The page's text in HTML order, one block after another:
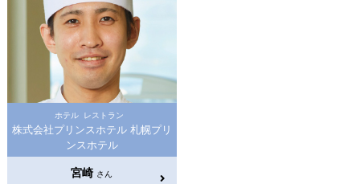
ホテル レストラン
株式会社プリンスホテル 札幌プリ
ンスホテル
宮崎 さん